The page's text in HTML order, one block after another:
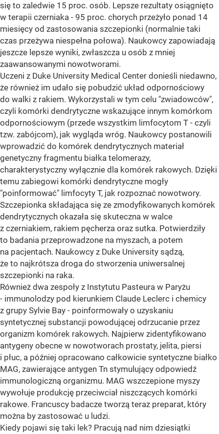
się to zaledwie 15 proc. osób. Lepsze rezultaty osiągnięto
w terapii czerniaka - 95 proc. chorych przeżyło ponad 14
miesięcy od zastosowania szczepionki (normalnie taki
czas przeżywa niespełna połowa). Naukowcy zapowiadają
jeszcze lepsze wyniki, zwłaszcza u osób z mniej
zaawansowanymi nowotworami.
Uczeni z Duke University Medical Center donieśli niedawno,
że również im udało się pobudzić układ odpornościowy
do walki z rakiem. Wykorzystali w tym celu "zwiadowców",
czyli komórki dendrytyczne wskazujące innym komórkom
odpornościowym (przede wszystkim limfocytom T - czyli
tzw. zabójcom), jak wygląda wróg. Naukowcy postanowili
wprowadzić do komórek dendrytycznych materiał
genetyczny fragmentu białka telomerazy,
charakterystyczny wyłącznie dla komórek rakowych. Dzięki
temu zabiegowi komórki dendrytyczne mogły
"poinformować" limfocyty T, jak rozpoznać nowotwory.
Szczepionka składająca się ze zmodyfikowanych komórek
dendrytycznych okazała się skuteczna w walce
z czerniakiem, rakiem pęcherza oraz sutka. Potwierdziły
to badania przeprowadzone na myszach, a potem
na pacjentach. Naukowcy z Duke University sądzą,
że to najkrótsza droga do stworzenia uniwersalnej
szczepionki na raka.
Również dwa zespoły z Instytutu Pasteura w Paryżu
- immunolodzy pod kierunkiem Claude Leclerc i chemicy
z grupy Sylvie Bay - poinformowały o uzyskaniu
syntetycznej substancji powodującej odrzucanie przez
organizm komórek rakowych. Najpierw zidentyfikowano
antygeny obecne w nowotworach prostaty, jelita, piersi
i płuc, a później opracowano całkowicie syntetyczne białko
MAG, zawierające antygen Tn stymulujący odpowiedź
immunologiczną organizmu. MAG wszczepione myszy
wywołuje produkcję przeciwciał niszczących komórki
rakowe. Francuscy badacze tworzą teraz preparat, który
można by zastosować u ludzi.
Kiedy pojawi się taki lek? Pracują nad nim dziesiątki